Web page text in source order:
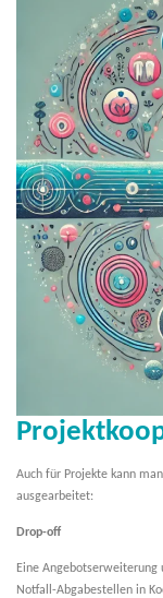
Auch für Projekte kann
ausgearbeitet:
Drop-off
Eine
Notfall-Abgabestellen in